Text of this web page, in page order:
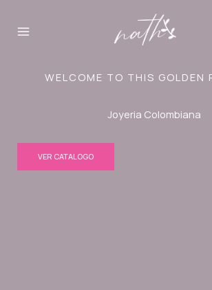
WELCOME TO THIS GOLDEN
Joyeria Colombiana
VER CATALOGO